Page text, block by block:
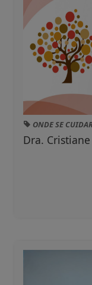
ONDE SE
Dra.